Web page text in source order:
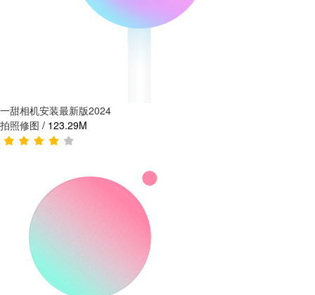
一甜相机安装最新版2024
拍照修图 / 123.29M